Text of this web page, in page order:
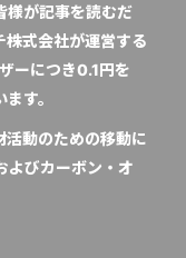
が記事を読むだ
株式会社が運営する
ーにつき0.1円を
す。
活動のための移動に
よびカーボン・オ